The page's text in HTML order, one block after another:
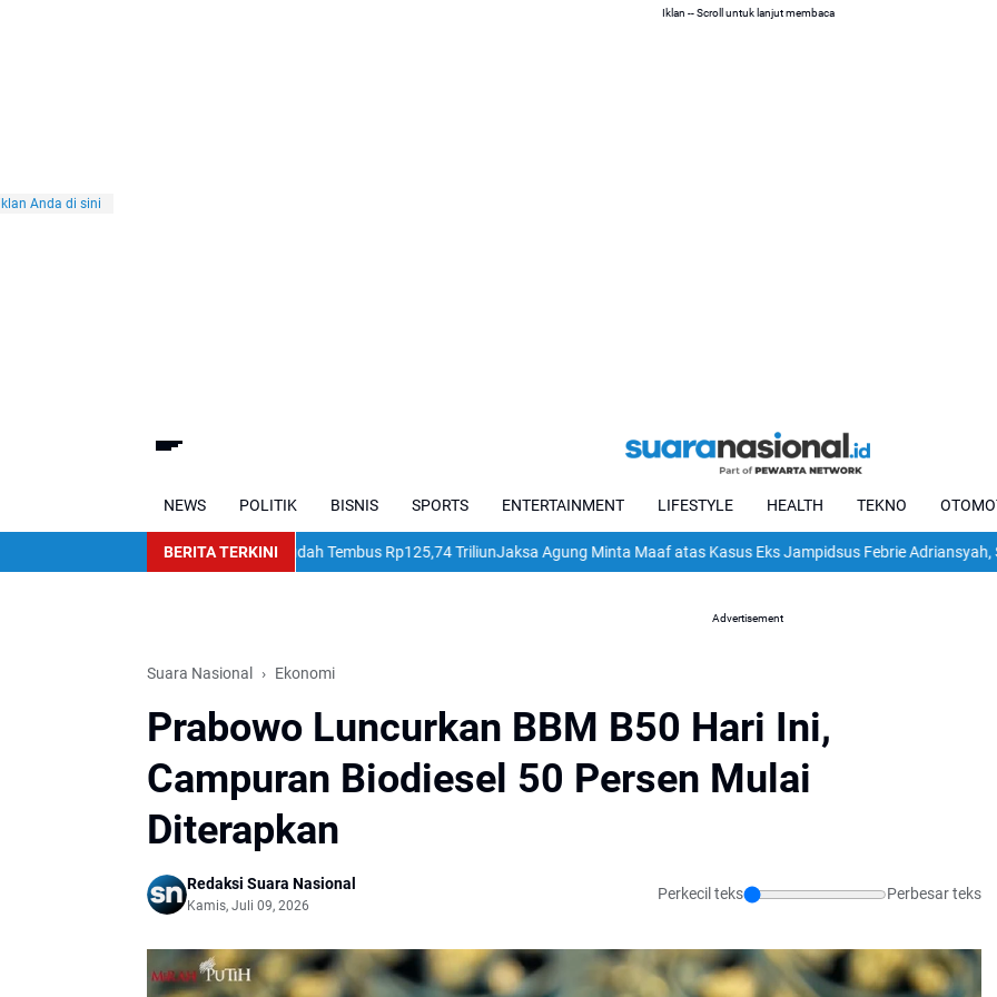
Iklan -- Scroll untuk lanjut membaca
NEWS POLITIK BISNIS SPORTS ENTERTAINMENT LIFESTYLE HEALTH TEKNO
BERITA TERKINI
Rp250 Triliun, Realisasi Sudah Tembus Rp125,74 TriliunJaksa Agung Minta Maaf atas Kasus Eks Jampidsus Febrie Adriansyah, Sebut Jadi
Advertisement
Suara Nasional Ekonomi
Prabowo Luncurkan BBM B50 Hari Ini,
Campuran Biodiesel 50 Persen Mulai
Diterapkan
Redaksi Suara Nasional
Kamis, Juli 09, 2026
Perkecil teks Perbesar teks
Anda di sini